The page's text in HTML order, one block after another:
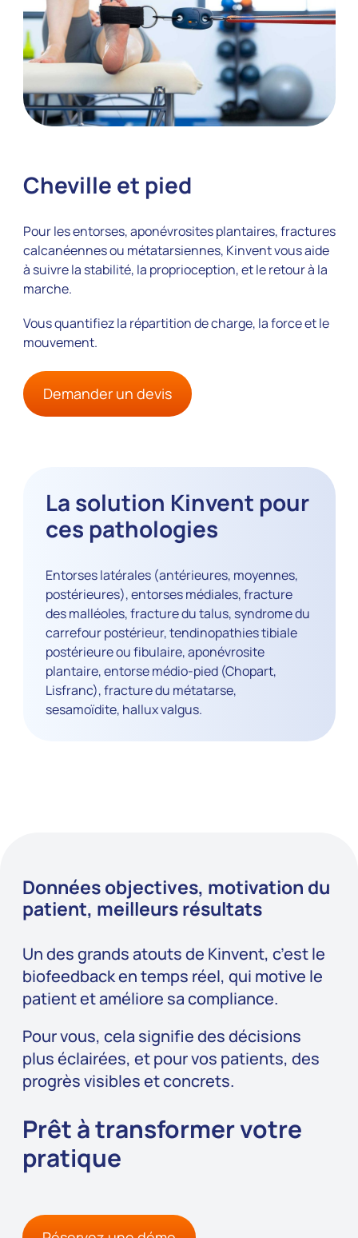
Cheville et pied
Pour les entorses, aponévrosites plantaires, fractures
calcanéennes ou métatarsiennes, Kinvent vous aide
à suivre la stabilité, la proprioception, et le retour à la
marche.
Vous quantifiez la répartition de charge, la force et le
mouvement.
Demander un devis
La solution Kinvent pour
ces pathologies
Entorses latérales (antérieures, moyennes,
postérieures), entorses médiales, fracture
des malléoles, fracture du talus, syndrome du
carrefour postérieur, tendinopathies tibiale
postérieure ou fibulaire, aponévrosite
plantaire, entorse médio-pied (Chopart,
Lisfranc), fracture du métatarse,
sesamoïdite, hallux valgus.
Données objectives, motivation du
patient, meilleurs résultats
Un des grands atouts de Kinvent, c’est le
biofeedback en temps réel, qui motive le
patient et améliore sa compliance.
Pour vous, cela signifie des décisions
plus éclairées, et pour vos patients, des
progrès visibles et concrets.
Prêt à transformer votre
pratique